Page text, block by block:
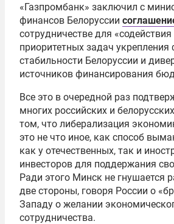
«Газпромбанк» заключил с
финансов Белоруссии
сотрудничестве для
приоритетных задач укрепления
стабильности Белоруссии и
источников финансирования
Все это в очередной раз
многих российских и
том, что либерализация
это не что иное, как способ
как у отечественных, так и
инвесторов для поддержания
Ради этого Минск не гнушается
две стороны, говоря России о
Западу о желании
сотрудничества.